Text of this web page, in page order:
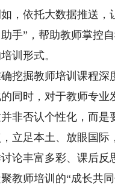
，依托大数据推送，
手”，帮助教师掌控
训形式。
掘教师培训课程深度
同时，对于教师专业
非否认个性化，而
立足本土、放眼国际
论丰富多彩、课后反
师培训的“成长共同